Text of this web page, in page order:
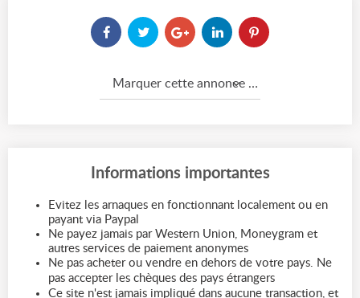
Marquer cette annonce comme...
Informations importantes
Evitez les arnaques en fonctionnant localement ou en
payant via Paypal
Ne payez jamais par Western Union, Moneygram et
autres services de paiement anonymes
Ne pas acheter ou vendre en dehors de votre pays. Ne
pas accepter les chèques des pays étrangers
Ce site n'est jamais impliqué dans aucune transaction, et